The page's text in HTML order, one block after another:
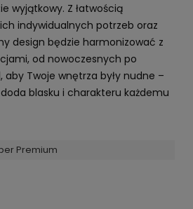
wyjątkowy. Z łatwością
indywidualnych potrzeb oraz
design będzie harmonizować z
od nowoczesnych po
aby Twoje wnętrza były nudne –
blasku i charakteru każdemu
Premium